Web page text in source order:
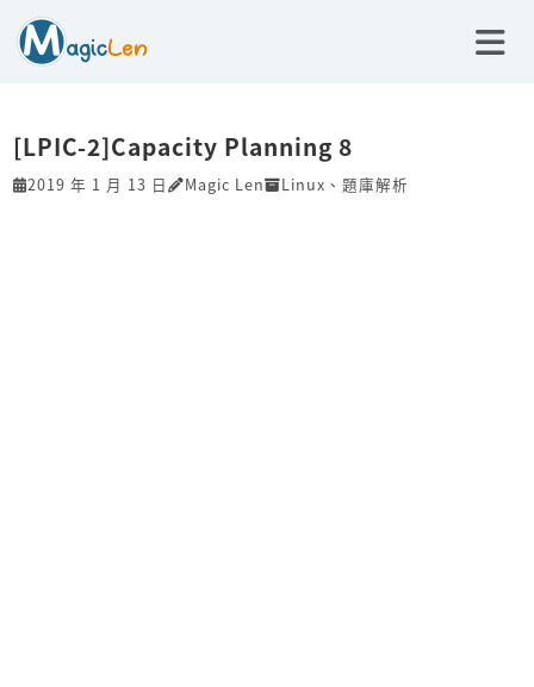
[LPIC-2]Capacity Planning 8
2019 年 1 月 13 日 Magic Len Linux 、 題庫解析